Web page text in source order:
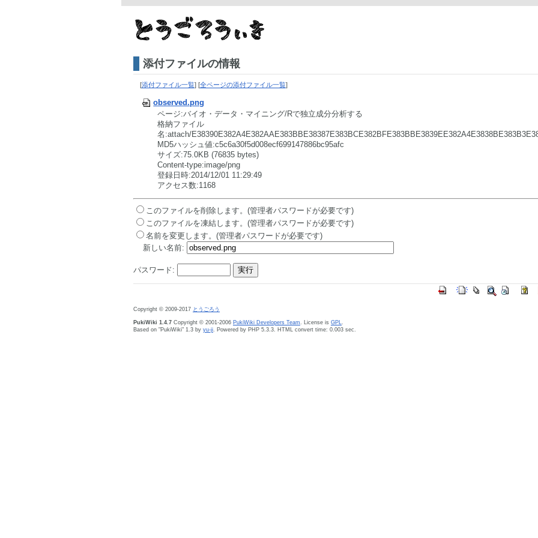
添付ファイルの情報
[添付ファイル一覧] [全ページの添付ファイル一覧]
observed.png
ページ:バイオ・データ・マイニング/Rで独立成分分析する
格納ファイル
名:attach/
MD5ハッシュ値:c5c6a30f5d008ecf699147886bc95afc
サイズ:75.0KB (76835 bytes)
Content-type:image/png
登録日時:2014/12/01 11:29:49
アクセス数:1168
このファイルを削除します。(管理者パスワードが必要です)
このファイルを凍結します。(管理者パスワードが必要です)
名前を変更します。(管理者パスワードが必要です)
新しい名前:
パスワード:
Copyright © 2009-2017 とうごろう
PukiWiki 1.4.7 Copyright © 2001-2006 PukiWiki Developers Team. License is GPL.
Based on "PukiWiki" 1.3 by yu-ji. Powered by PHP 5.3.3. HTML convert time: 0.003 sec.